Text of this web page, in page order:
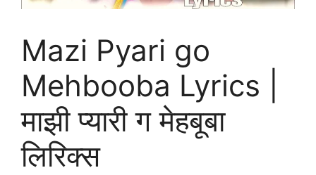
Mazi Pyari go
Mehbooba Lyrics |
माझी प्यारी ग मेहबूबा
लिरिक्स